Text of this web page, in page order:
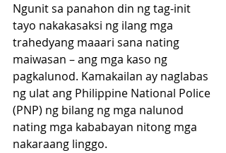
Ngunit sa panahon din ng tag-init
tayo nakakasaksi ng ilang mga
trahedyang maaari sana nating
maiwasan – ang mga kaso ng
pagkalunod. Kamakailan ay naglabas
ng ulat ang Philippine National Police
(PNP) ng bilang ng mga nalunod
nating mga kababayan nitong mga
nakaraang linggo.